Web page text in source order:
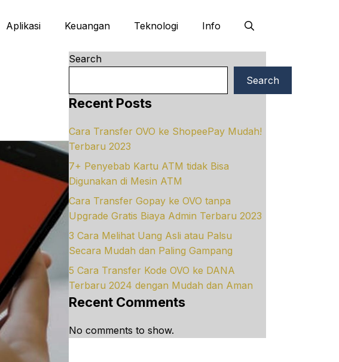
Aplikasi Keuangan Teknologi Info
Search
Search
Recent Posts
Cara Transfer OVO ke ShopeePay Mudah!
Terbaru 2023
7+ Penyebab Kartu ATM tidak Bisa
Digunakan di Mesin ATM
Cara Transfer Gopay ke OVO tanpa
Upgrade Gratis Biaya Admin Terbaru 2023
3 Cara Melihat Uang Asli atau Palsu
Secara Mudah dan Paling Gampang
5 Cara Transfer Kode OVO ke DANA
Terbaru 2024 dengan Mudah dan Aman
Recent Comments
No comments to show.